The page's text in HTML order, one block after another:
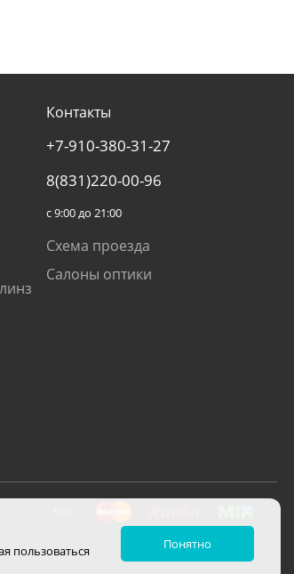
Контакты
+7-910-380-31-27
8(831)220-00-96
с 9:00 до 21:00
Схема проезда
Салоны оптики
пользоваться
Понятно